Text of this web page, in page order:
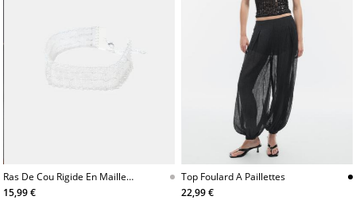
Ras De Cou Rigide En Maille
Metallique
15,99 €
Top Foulard A Paillettes
22,99 €